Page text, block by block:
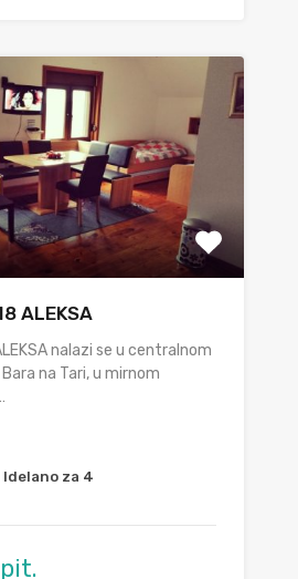
ALEKSA
nalazi se u centralnom
na Tari, u mirnom
Idelano za 4